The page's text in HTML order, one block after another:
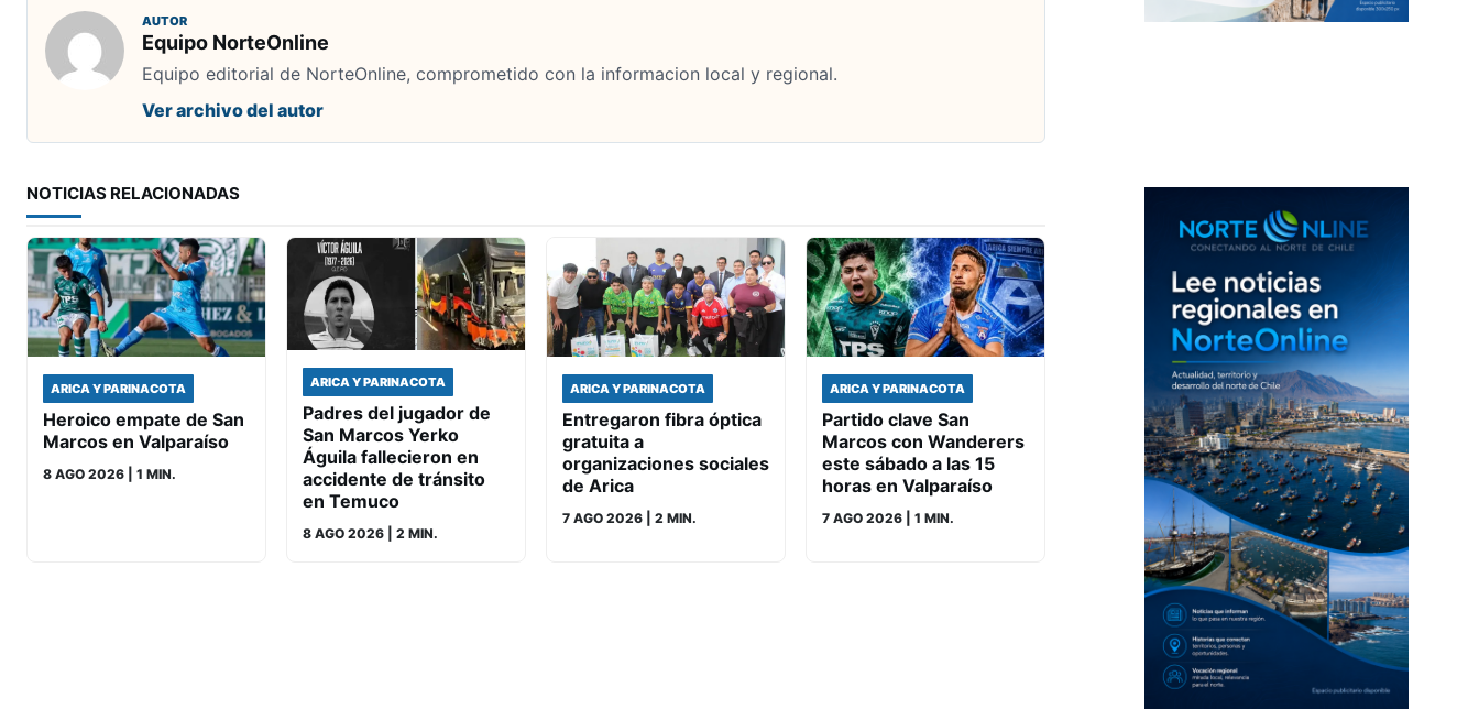
AUTOR
Equipo NorteOnline
Equipo editorial de NorteOnline, comprometido con la informacion local y regional.
Ver archivo del autor
NOTICIAS RELACIONADAS
ARICA Y PARINACOTA
Heroico empate de San
Marcos en Valparaíso
8 AGO 2026 | 1 MIN.
ARICA Y PARINACOTA
Padres del jugador de
San Marcos Yerko
Águila fallecieron en
accidente de tránsito
en Temuco
8 AGO 2026 | 2 MIN.
ARICA Y PARINACOTA
Entregaron fibra óptica
gratuita a
organizaciones sociales
de Arica
7 AGO 2026 | 2 MIN.
ARICA Y PARINACOTA
Partido clave San
Marcos con Wanderers
este sábado a las 15
horas en Valparaíso
7 AGO 2026 | 1 MIN.